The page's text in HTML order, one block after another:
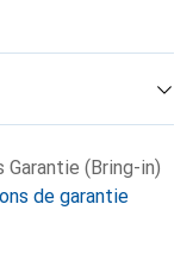
Garantie (Bring-in)
de garantie